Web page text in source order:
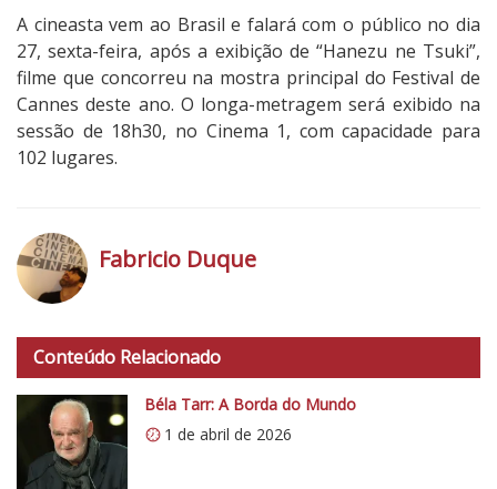
A cineasta vem ao Brasil e falará com o público no dia
27, sexta-feira, após a exibição de “Hanezu ne Tsuki”,
filme que concorreu na mostra principal do Festival de
Cannes deste ano. O longa-metragem será exibido na
sessão de 18h30, no Cinema 1, com capacidade para
102 lugares.
t
p
Fabricio Duque
Conteúdo Relacionado
Béla Tarr: A Borda do Mundo
1 de abril de 2026